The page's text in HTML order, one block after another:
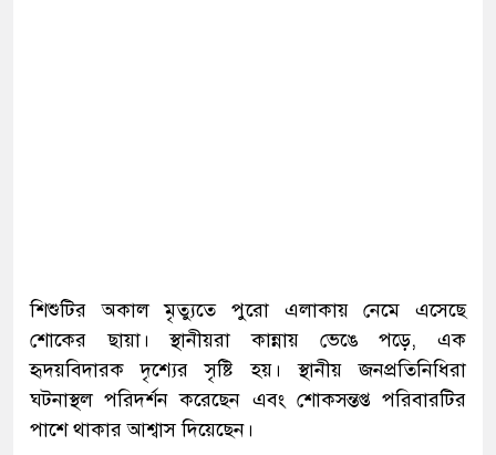
শিশুটির অকাল মৃত্যুতে পুরো এলাকায় নেমে এসেছে
শোকের ছায়া। স্থানীয়রা কান্নায় ভেঙে পড়ে, এক
হৃদয়বিদারক দৃশ্যের সৃষ্টি হয়। স্থানীয় জনপ্রতিনিধিরা
ঘটনাস্থল পরিদর্শন করেছেন এবং শোকসন্তপ্ত পরিবারটির
পাশে থাকার আশ্বাস দিয়েছেন।